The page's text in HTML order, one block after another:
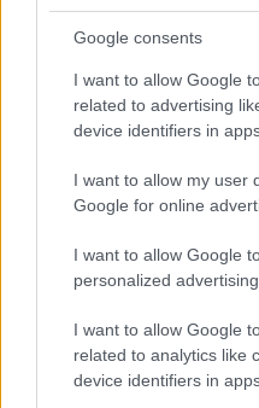
Google consents
I want to allow Google
related to advertising
device identifiers in
I want to allow my user
Google for online
I want to allow Google
personalized advertising.
I want to allow Google
related to analytics like
device identifiers in
Investeren 24